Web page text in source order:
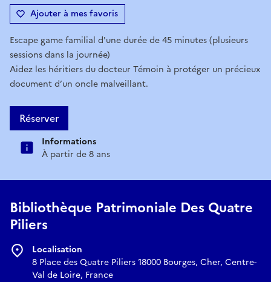
Ajouter à mes favoris
Escape game familial d'une durée de 45 minutes (plusieurs
sessions dans la journée)
Aidez les héritiers du docteur Témoin à protéger un précieux
document d’un oncle malveillant.
Réserver
Informations
À partir de 8 ans
Bibliothèque Patrimoniale Des Quatre
Piliers
Localisation
8 Place des Quatre Piliers 18000 Bourges, Cher, Centre-
Val de Loire, France